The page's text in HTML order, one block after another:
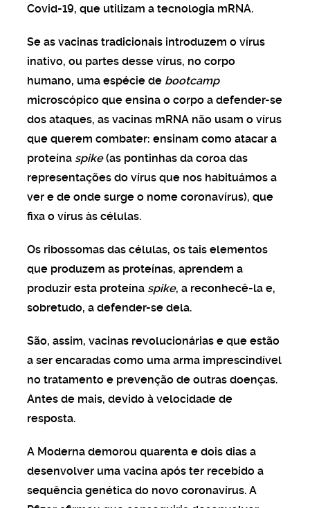
Covid-19, que utilizam a tecnologia mRNA.
Se as vacinas tradicionais introduzem o vírus
inativo, ou partes desse vírus, no corpo
humano, uma espécie de bootcamp
microscópico que ensina o corpo a defender-se
dos ataques, as vacinas mRNA não usam o vírus
que querem combater: ensinam como atacar a
proteína spike(as pontinhas da coroa das
representações do vírus que nos habituámos a
ver e de onde surge o nome coronavírus), que
fixa o vírus às células.
Os ribossomas das células, os tais elementos
que produzem as proteínas, aprendem a
produzir esta proteína spike, a reconhecê-la e,
sobretudo, a defender-se dela.
São, assim, vacinas revolucionárias e que estão
a ser encaradas como uma arma imprescindível
no tratamento e prevenção de outras doenças.
Antes de mais, devido à velocidade de
resposta.
A Moderna demorou quarenta e dois dias a
desenvolver uma vacina após ter recebido a
sequência genética do novo coronavírus. A